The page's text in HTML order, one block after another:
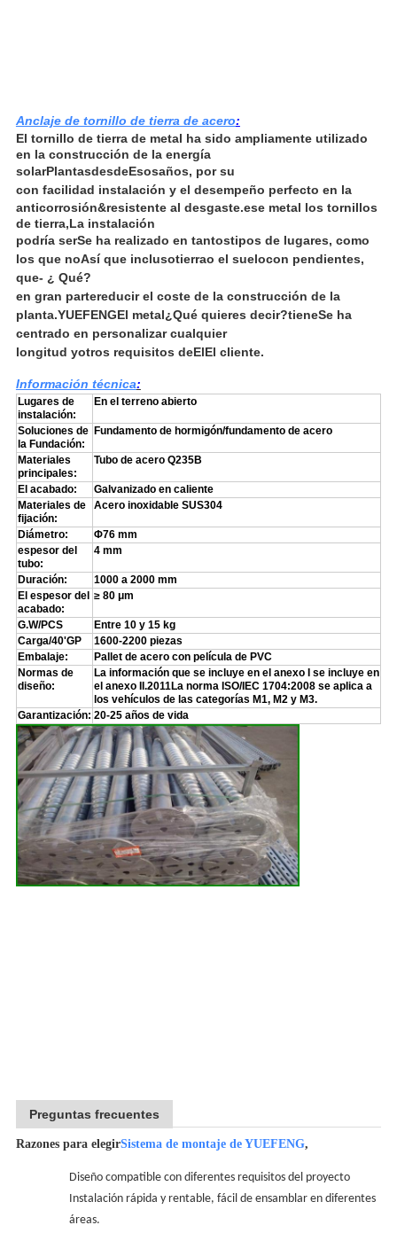
Anclaje de tornillo de tierra de acero:
El tornillo de tierra de metal ha sido ampliamente utilizado
en la construcción de la energía
solarPlantasdesdeEsosaños, por su
con facilidad instalación y el desempeño perfecto en la
anticorrosión&resistente al desgaste.ese metal los tornillos
de tierra,La instalación
podría serSe ha realizado en tantostipos de lugares, como
los que noAsí que inclusotierrao el suelocon pendientes,
que- ¿ Qué?
en gran partereducir el coste de la construcción de la
planta.YUEFENGEl metal¿Qué quieres decir?tieneSe ha
centrado en personalizar cualquier
longitud yotros requisitos deElEl cliente.
Información técnica:
Lugares de
instalación:
En el terreno abierto
Soluciones de
la Fundación:
Fundamento de hormigón/fundamento de acero
Materiales
principales:
Tubo de acero Q235B
El acabado:
Galvanizado en caliente
Materiales de
fijación:
Acero inoxidable SUS304
Diámetro:
Φ76 mm
espesor del
tubo:
4 mm
Duración:
1000 a 2000 mm
El espesor del
acabado:
≥ 80 μm
G.W/PCS
Entre 10 y 15 kg
Carga/40'GP
1600-2200 piezas
Embalaje:
Pallet de acero con película de PVC
Normas de
diseño:
La información que se incluye en el anexo I se incluye en
el anexo II.2011La norma ISO/IEC 1704:2008 se aplica a
los vehículos de las categorías M1, M2 y M3.
Garantización: 20-25 años de vida
Preguntas frecuentes
Razones para elegirSistema de montaje de YUEFENG,
Diseño compatible con diferentes requisitos del proyecto
Instalación rápida y rentable, fácil de ensamblar en diferentes
áreas.